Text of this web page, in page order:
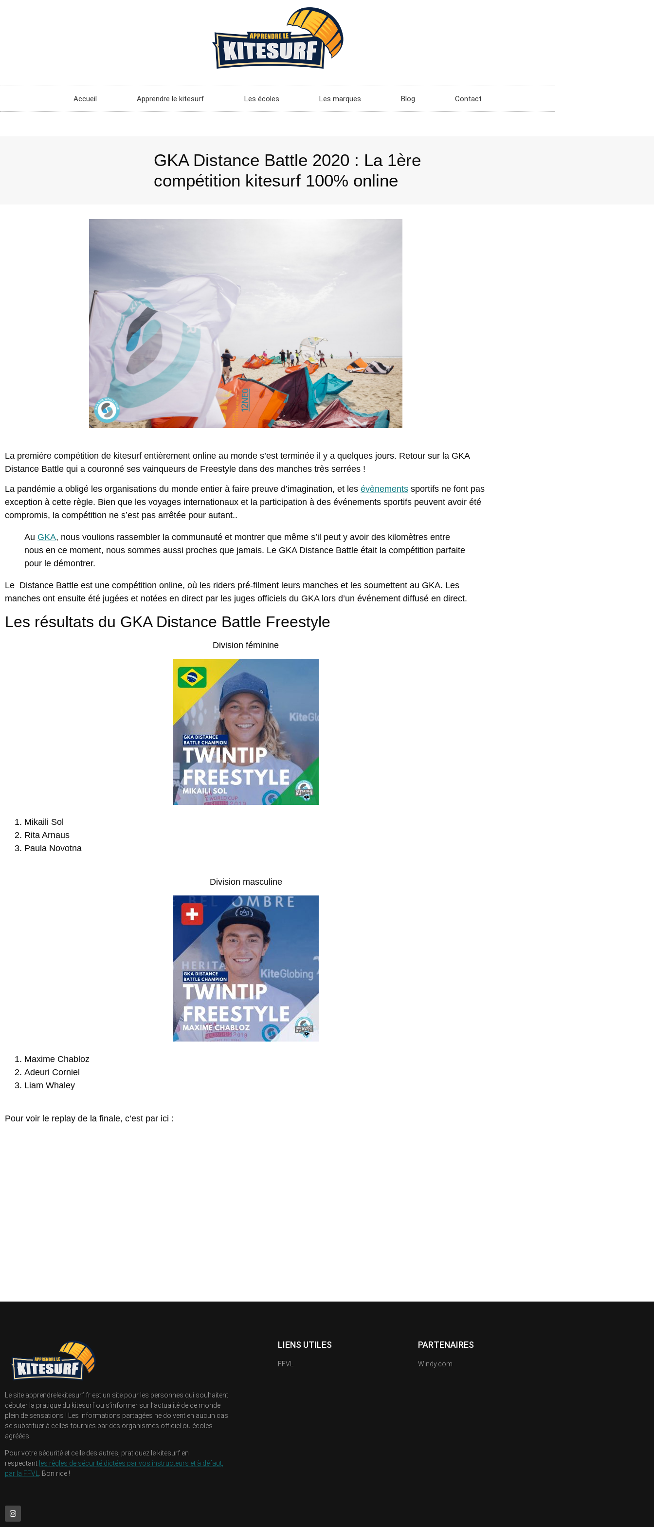
Accueil Apprendre le kitesurf Les écoles Les marques Blog Contact
GKA Distance Battle 2020 : La 1ère
compétition kitesurf 100% online
La première compétition de kitesurf entièrement online au monde s’est terminée il y a quelques jours. Retour sur la GKA
Distance Battle qui a couronné ses vainqueurs de Freestyle dans des manches très serrées !
La pandémie a obligé les organisations du monde entier à faire preuve d’imagination, et les évènements sportifs ne font pas
exception à cette règle. Bien que les voyages internationaux et la participation à des événements sportifs peuvent avoir été
compromis, la compétition ne s’est pas arrêtée pour autant..
Au GKA, nous voulions rassembler la communauté et montrer que même s’il peut y avoir des kilomètres entre
nous en ce moment, nous sommes aussi proches que jamais. Le GKA Distance Battle était la compétition parfaite
pour le démontrer.
Le Distance Battle est une compétition online, où les riders pré-filment leurs manches et les soumettent au GKA. Les
manches ont ensuite été jugées et notées en direct par les juges officiels du GKA lors d’un événement diffusé en direct.
Les résultats du GKA Distance Battle Freestyle
Division féminine
Mikaili Sol
Rita Arnaus
Paula Novotna
Division masculine
Maxime Chabloz
Adeuri Corniel
Liam Whaley
Pour voir le replay de la finale, c’est par ici :
Le site apprendrelekitesurf.fr est un site pour les personnes qui souhaitent
débuter la pratique du kitesurf ou s’informer sur l’actualité de ce monde
plein de sensations ! Les informations partagées ne doivent en aucun cas
se substituer à celles fournies par des organismes officiel ou écoles
agréées.
Pour votre sécurité et celle des autres, pratiquez le kitesurf en
respectant les règles de sécurité dictées par vos instructeurs et à défaut,
par la FFVL. Bon ride !
LIENS UTILES
FFVL
PARTENAIRES
Windy.com